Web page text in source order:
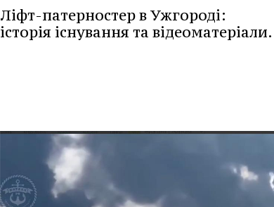
Ліфт-патерностер в Ужгороді:
історія існування та відеоматеріали.